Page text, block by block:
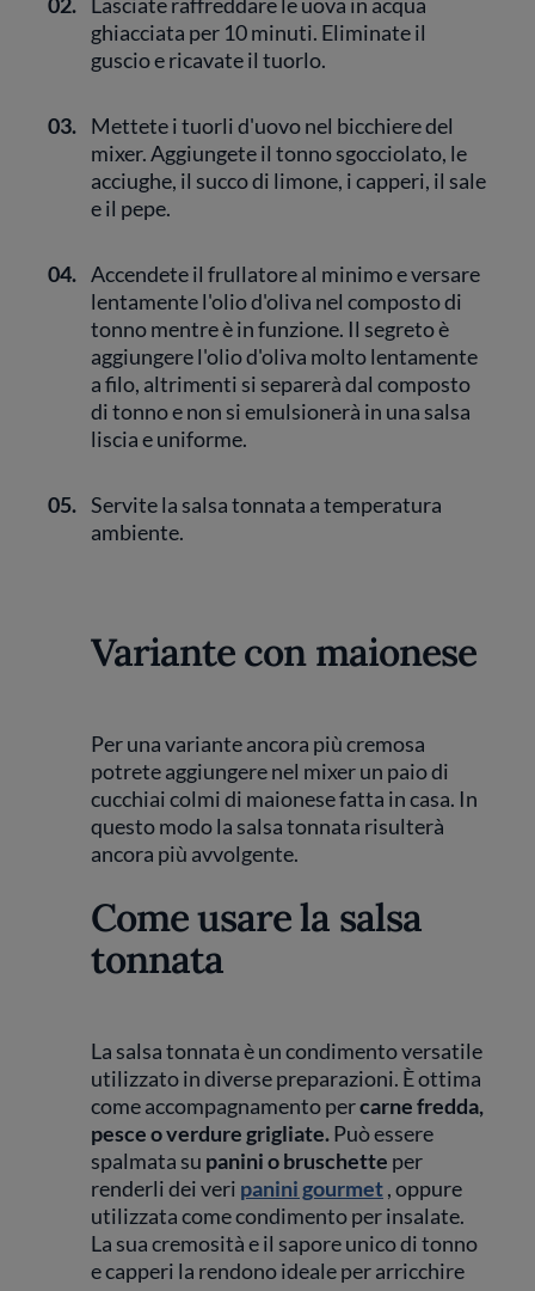
ghiacciata per 10 minuti. Eliminate il
guscio e ricavate il tuorlo.
03. Mettete i tuorli d'uovo nel bicchiere del
mixer. Aggiungete il tonno sgocciolato, le
acciughe, il succo di limone, i capperi, il sale
e il pepe.
04. Accendete il frullatore al minimo e versare
lentamente l'olio d'oliva nel composto di
tonno mentre è in funzione. Il segreto è
aggiungere l'olio d'oliva molto lentamente
a filo, altrimenti si separerà dal composto
di tonno e non si emulsionerà in una salsa
liscia e uniforme.
05. Servite la salsa tonnata a temperatura
ambiente.
Variante con maionese
Per una variante ancora più cremosa
potrete aggiungere nel mixer un paio di
cucchiai colmi di maionese fatta in casa. In
questo modo la salsa tonnata risulterà
ancora più avvolgente.
Come usare la salsa
tonnata
La salsa tonnata è un condimento versatile
utilizzato in diverse preparazioni. È ottima
come accompagnamento percarne fredda,
pesce o verdure grigliate.Può essere
spalmata su panini o bruschette per
renderli dei veri panini gourmet, oppure
utilizzata come condimento per insalate.
La sua cremosità e il sapore unico di tonno
e capperi la rendono ideale per arricchire